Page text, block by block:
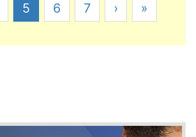
5 6 7 › »